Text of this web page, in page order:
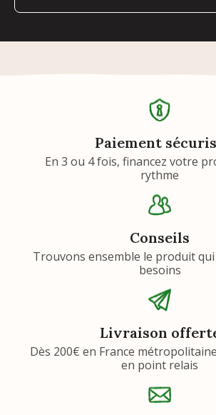
Paiement
En 3 ou 4 fois, financez votre
rythme
Conseils
Trouvons ensemble le produit
besoins
Livraison
Dès 200€ en France
en point relais